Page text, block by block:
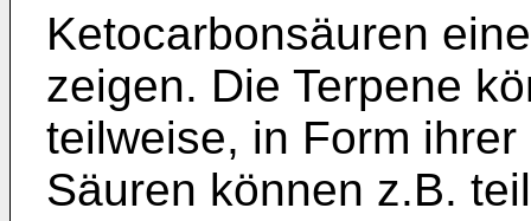
Ketocarbonsäuren
zeigen. Die Terpene
teilweise, in Form
Säuren können z.B.